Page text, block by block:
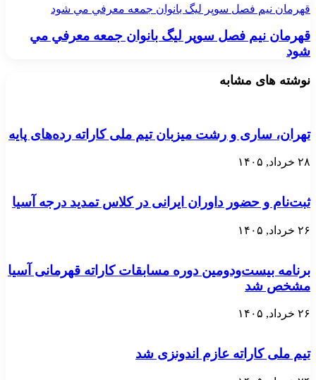
قهرمان نيم فصل سوپر ليگ بانوان جمعه معرفي مي شود
قهرمان نيم فصل سوپر ليگ بانوان جمعه معرفي مي
شود
نوشته های مشابه
تهران، ساری و رشت میزبان تیم ملی کاراته رده‌های پایه
۲۸ خرداد, ۱۴۰۵
ثبت‌نام و حضور داوران ایرانی در کلاس تمدید درجه آسیا
۲۶ خرداد, ۱۴۰۵
برنامه بیست‌ودومین دوره مسابقات کاراته قهرمانی آسیا
مشخص شد
۲۶ خرداد, ۱۴۰۵
تیم ملی کاراته عازم اندونزی شد